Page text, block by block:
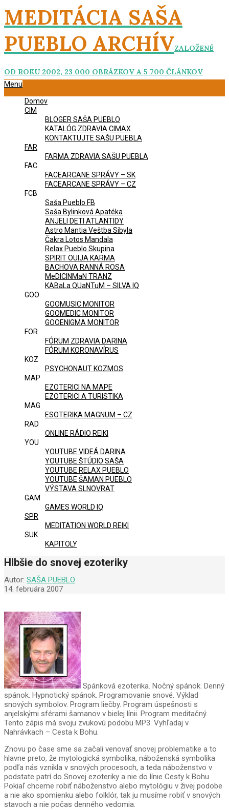
Skip
to
content
MEDITÁCIA SAŠA
PUEBLO ARCHÍVZALOŽENÉ
OD ROKU 2002, 23 000 OBRÁZKOV A 5 700 ČLÁNKOV
Primary
Menu
Domov
CIM
BLOGER SAŠA PUEBLO
KATALÓG ZDRAVIA CIMAX
KONTAKTUJTE SAŠU PUEBLA
FAR
FARMA ZDRAVIA SAŠU PUEBLA
FAC
FACEARCANE SPRÁVY – SK
FACEARCANE SPRÁVY – CZ
FCB
Saša Pueblo FB
Saša Bylinková Apatéka
ANJELI DETI ATLANTIDY
Astro Mantia Veštba Sibyla
Čakra Lotos Mandala
Relax Pueblo Skupina
SPIRIT OUIJA KARMA
BACHOVA RANNÁ ROSA
MeDICINMaN TRANZ
KABaLa QUaNTuM – SILVA IQ
GOO
GOOMUSIC MONITOR
GOOMEDIC MONITOR
GOOENIGMA MONITOR
FOR
FÓRUM ZDRAVIA DARINA
FÓRUM KORONAVÍRUS
KOZ
PSYCHONAUT KOZMOS
MAP
EZOTERICI NA MAPE
EZOTERICI A TURISTIKA
MAG
ESOTERIKA MAGNUM – CZ
RAD
ONLINE RÁDIO REIKI
YOU
YOUTUBE VIDEÁ DARINA
YOUTUBE ŠTÚDIO SAŠA
YOUTUBE RELAX PUEBLO
YOUTUBE ŠAMAN PUEBLO
VÝSTAVA SLNOVRAT
GAM
GAMES WORLD IQ
SPR
MEDITATION WORLD REIKI
SUK
KAPITOLY
Hlbšie do snovej ezoteriky
Autor: SAŠA PUEBLO
14. februára 2007
Spánková ezoterika. Nočný spánok. Denný
spánok. Hypnotický spánok. Programovanie snové. Výklad
snových symbolov. Program liečby. Program úspešnosti s
anjelskými sférami šamanov v bielej línii. Program meditačný.
Tento zápis má svoju zvukovú podobu MP3. Vyhľadaj v
Nahrávkach – Cesta k Bohu.
Znovu po čase sme sa začali venovať snovej problematike a to
hlavne preto, že mytologická symbolika, náboženská symbolika
podľa nás vznikla v snových procesoch, a teda náboženstvo v
podstate patrí do Snovej ezoteriky a nie do línie Cesty k Bohu.
Pokiaľ chceme robiť náboženstvo alebo mytológiu v živej podobe
a nie ako spomienku alebo folklór, tak ju musíme robiť v snových
stavoch a nie počas denného vedomia.